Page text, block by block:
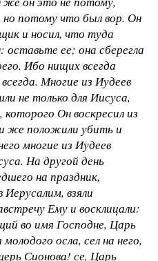
потому что был вор. Он
и носил, что туда
оставьте ее; она сберегла
Ибо нищих всегда
Многие из Иудеев
не только для Иисуса,
Он воскресил из
же положили убить и
многие из Иудеев
На другой день
на праздник,
взяли
Ему и восклицали:
во имя Господне, Царь
осла, сел на него,
Сионова! се, Царь